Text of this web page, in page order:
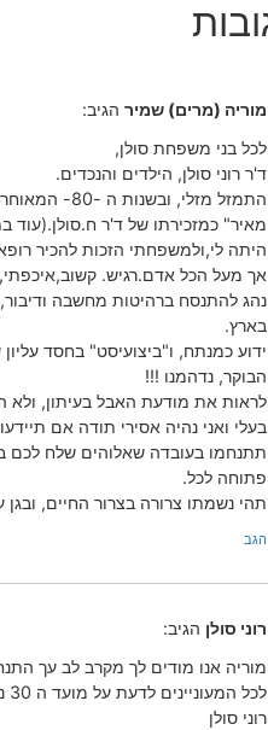
מוריה (מרים) שמיר הגיב:
לכל בני משפחת סולן,
ד'ר רוני סולן, הילדים והנכדים.
התמזל מזלי, ובשנות ה -80- המאוחרות עבדתי בבי'ח "
מאיר" כמזכירתו של ד'ר ח.סולן.(עוד
היתה לי,ולמשפחתי הזכות להכיר
אך מעל הכל אדם.רגיש.
נהג להתנסח ברהיטות מחשבה
בארץ.
ידוע כמנתח, ו"ביצועיסט" בחסד
הבוקר, נדהמנו !!!
לראות את מודעת האבל בעיתון, ולא
בעלי ואני נהיה אסירי תודה אם תיידעו
תתנחמו בעובדה שאלוהים שלח לכם
פתוחה לכל.
תהי נשמתו צרורה בצרור החיים,
הגב
רוני סולן הגיב:
מוריה אנו מודים לך מקרב לב עך
לכל המעוניינים לדעת על מועד ה 30 ניתן לכתוב לי במייל
רוני סולן